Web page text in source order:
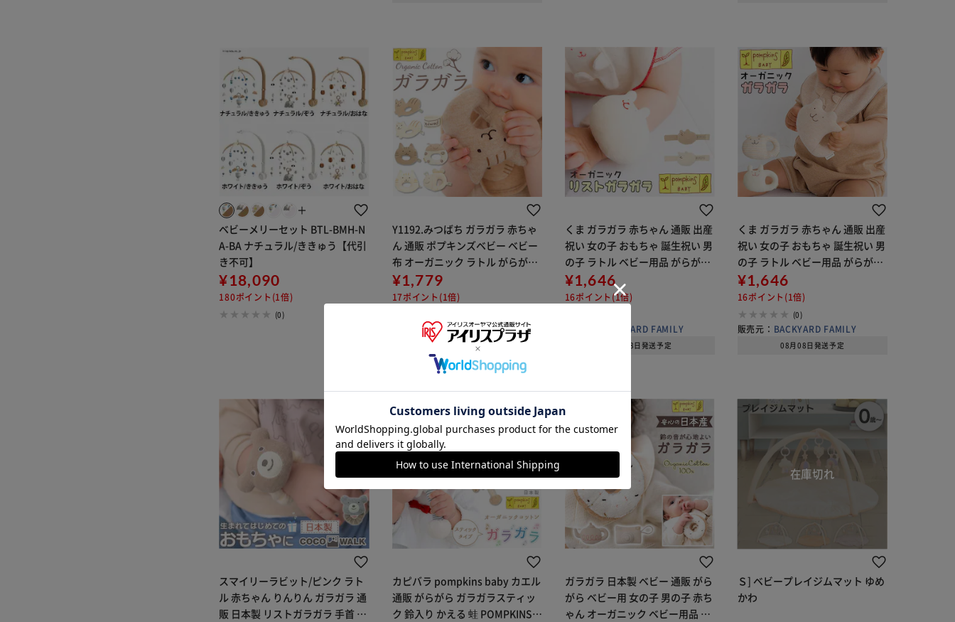
＋
ベビーメリーセット BTL-BMH-N
A-BA ナチュラル/ききゅう【代引
き不可】
¥18,090
180ポイント(1倍)
(0)
Y1192.みつばち ガラガラ 赤ちゃ
ん 通販 ポプキンズベビー ベビー
布 オーガニック ラトル がらがら
0歳 3ヶ月 6ヶ月 新生児 ギフト 誕
生祝い 男の子 日本製 にぎにぎ フ
¥1,779
17ポイント(1倍)
販売元：BACKYARD FAMILY
08月08日発送予定
くま ガラガラ 赤ちゃん 通販 出産
祝い 女の子 おもちゃ 誕生祝い 男
の子 ラトル ベビー用品 がらがら
玩具 孫 プレゼント 日本製 かわい
い 新生児 0歳 ファーストトイ リ
¥1,646
16ポイント(1倍)
BACKYARD FAMILY
08月08日発送予定
くま ガラガラ 赤ちゃん 通販 出産
祝い 女の子 おもちゃ 誕生祝い 男
の子 ラトル ベビー用品 がらがら
玩具 孫 プレゼント 日本製 かわい
い 新生児 0歳 ファーストトイ マ
マ友 ギフト ブラン
¥1,646
16ポイント(1倍)
(0)
販売元： BACKYARD FAMILY
08月08日発送予定
スマイリーラビット/ピンク ラト
ル 赤ちゃん りんりん ガラガラ 通
販 日本製 リストガラガラ 手首 お
カピバラ pompkins baby カエル
通販 がらがら ガラガラスティッ
ク 鈴入り かえる 蛙 POMPKINS
ガラガラ 日本製 ベビー 通販 がら
がら ベビー用 女の子 男の子 赤ち
ゃん オーガニック ベビー用品 ベ
Ｓ] ベビープレイジムマット ゆめ
かわ
※ご確認ください